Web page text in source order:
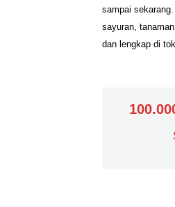
sampai
sayuran,
dan lengkap di